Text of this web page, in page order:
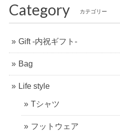
Category カテゴリー
Gift -内祝ギフト-
Bag
Life style
Tシャツ
フットウェア